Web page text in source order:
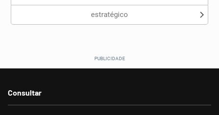
estratégico
Consultar